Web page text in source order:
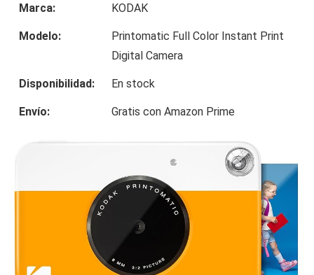
Marca: KODAK
Modelo:
Printomatic Full Color Instant Print
Digital Camera
Disponibilidad: En stock
Envío: Gratis con Amazon Prime